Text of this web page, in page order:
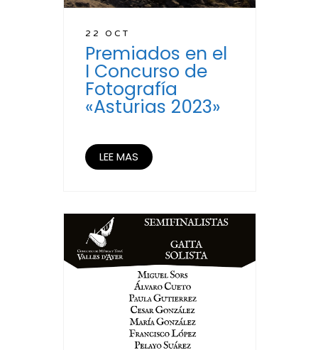
22 OCT
Premiados en el
I Concurso de
Fotografía
«Asturias 2023»
LEE MAS